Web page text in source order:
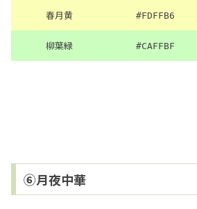
春月黄 #FDFFB6
柳葉緑 #CAFFBF
⑥月夜中華